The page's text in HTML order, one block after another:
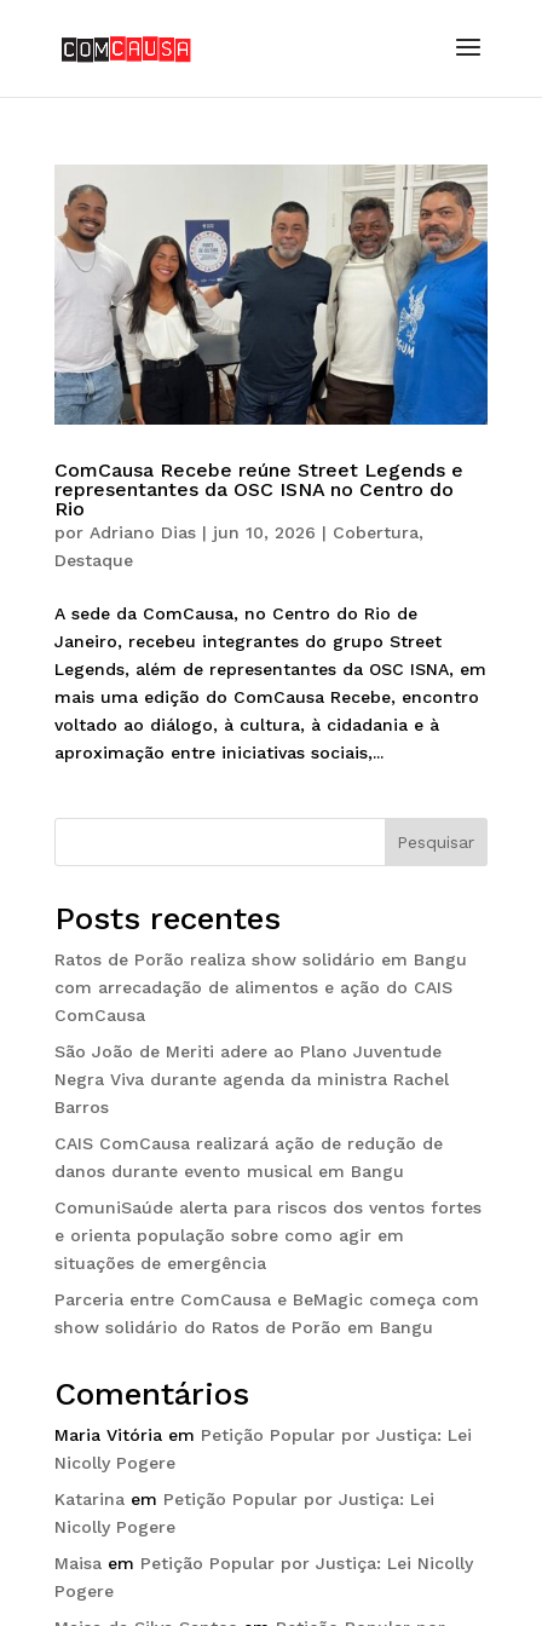
ComCausa Recebe reúne Street Legends e
representantes da OSC ISNA no Centro do
Rio
por Adriano Dias| jun 10, 2026 | Cobertura,
Destaque
A sede da ComCausa, no Centro do Rio de
Janeiro, recebeu integrantes do grupo Street
Legends, além de representantes da OSC ISNA, em
mais uma edição do ComCausa Recebe, encontro
voltado ao diálogo, à cultura, à cidadania e à
aproximação entre iniciativas sociais,...
Pesquisar
Posts recentes
Ratos de Porão realiza show solidário em Bangu
com arrecadação de alimentos e ação do CAIS
ComCausa
São João de Meriti adere ao Plano Juventude
Negra Viva durante agenda da ministra Rachel
Barros
CAIS ComCausa realizará ação de redução de
danos durante evento musical em Bangu
ComuniSaúde alerta para riscos dos ventos fortes
e orienta população sobre como agir em
situações de emergência
Parceria entre ComCausa e BeMagic começa com
show solidário do Ratos de Porão em Bangu
Comentários
Maria Vitóriaem Petição Popular por Justiça: Lei
Nicolly Pogere
Katarinaem Petição Popular por Justiça: Lei
Nicolly Pogere
Maisaem Petição Popular por Justiça: Lei Nicolly
Pogere